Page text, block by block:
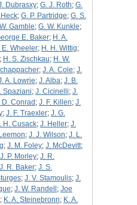
Dubrasxy; G. J. Roth; G.
; G. P. Partridge; G. S.
Gamble; G. W. Kunkle;
E. Baker; H. A.
E. Wheeler; H. H. Wittig;
; H. S. Zischkau; H. W.
; J. A. Cole; J.
A. Lowrie; J. Alba; J. B.
Spaziani; J. Cicinelli; J.
D. Conrad ; J. F. Killen; J.
; J. F. Traexler; J. G.
H. Cusack; J. Heller; J.
; J. J. Wilson; J. L.
; J. M. Foley; J. McDevitt;
J. P. Morley; J. R.
J. R. Baker; J. S.
; J. V. Stamoulis; J.
; J. W. Randell ; Joe
; K. A. Steinebronn; K. A.